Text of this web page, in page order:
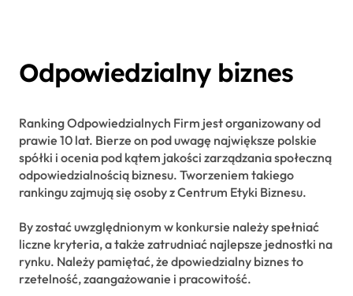
Odpowiedzialny biznes
Ranking Odpowiedzialnych Firm jest organizowany od
prawie 10 lat. Bierze on pod uwagę największe polskie
spółki i ocenia pod kątem jakości zarządzania społeczną
odpowiedzialnością biznesu. Tworzeniem takiego
rankingu zajmują się osoby z Centrum Etyki Biznesu.
By zostać uwzględnionym w konkursie należy spełniać
liczne kryteria, a także zatrudniać najlepsze jednostki na
rynku. Należy pamiętać, że dpowiedzialny biznes to
rzetelność, zaangażowanie i pracowitość.